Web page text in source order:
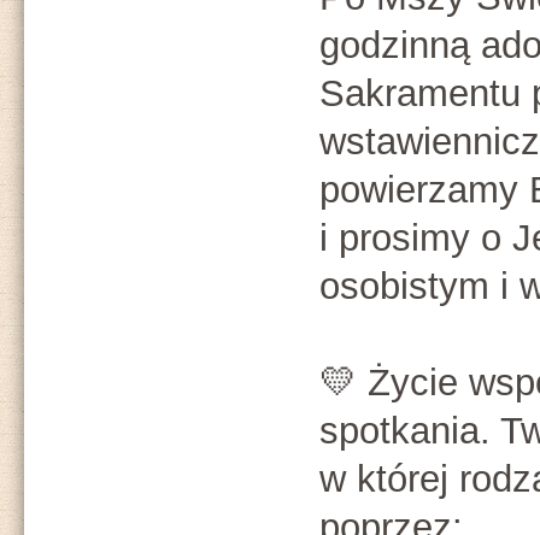
godzinną
Sakramentu
powierzamy
i prosimy o
osobistym i
💛 Życie
spotkania.
w której